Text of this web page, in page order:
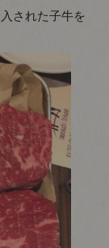
された子牛を